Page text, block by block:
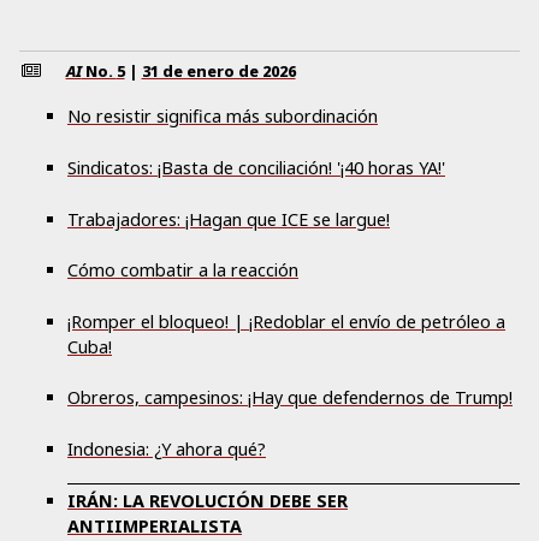
AINo. 5 | 31 de enero de 2026
No resistir significa más subordinación
Sindicatos: ¡Basta de conciliación! '¡40 horas YA!'
Trabajadores: ¡Hagan que ICE se largue!
Cómo combatir a la reacción
¡Romper el bloqueo! | ¡Redoblar el envío de petróleo a
Cuba!
Obreros, campesinos: ¡Hay que defendernos de Trump!
Indonesia: ¿Y ahora qué?
IRÁN: LA REVOLUCIÓN DEBE SER
ANTIIMPERIALISTA